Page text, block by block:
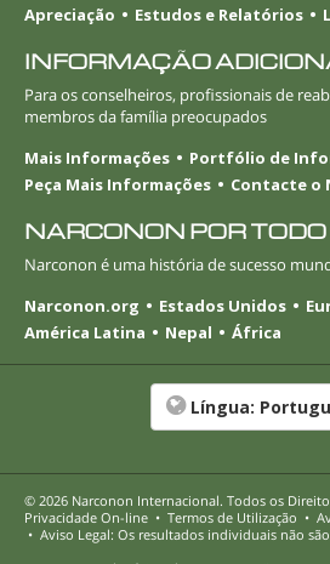
Apreciação
Estudos e Relatórios
INFORMAÇÃO
Para os conselheiros, profissionais de
membros da família preocupados
Mais Informações
Portfólio de
Peça Mais Informações
Contacte o
NARCONON POR
Narconon é uma história de sucesso
Narconon.org
Estados Unidos
América Latina
Nepal África
Língua:
© 2026 Narconon Internacional. Todos os
Privacidade On-line • Termos de Utilização •
• Aviso Legal: Os resultados individuais não